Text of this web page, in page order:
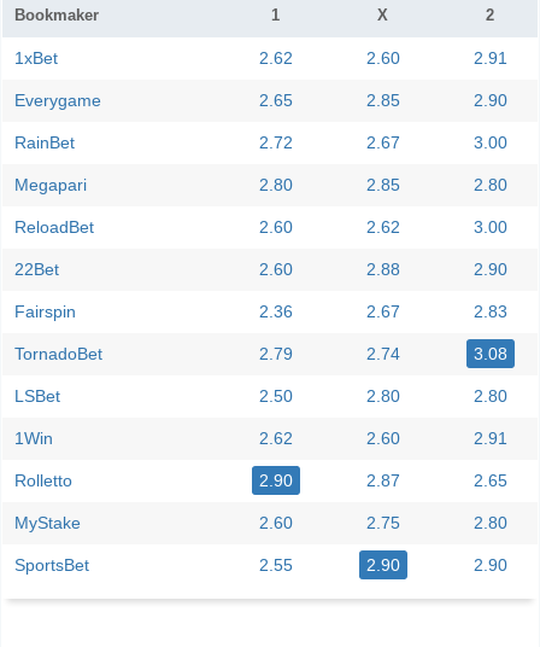
Bookmaker 1 X 2
1xBet 2.62 2.60 2.91
Everygame 2.65 2.85 2.90
RainBet 2.72 2.67 3.00
Megapari 2.80 2.85 2.80
ReloadBet 2.60 2.62 3.00
22Bet 2.60 2.88 2.90
Fairspin 2.36 2.67 2.83
TornadoBet 2.79 2.74 3.08
LSBet 2.50 2.80 2.80
1Win 2.62 2.60 2.91
Rolletto 2.90 2.87 2.65
MyStake 2.60 2.75 2.80
SportsBet 2.55 2.90 2.90